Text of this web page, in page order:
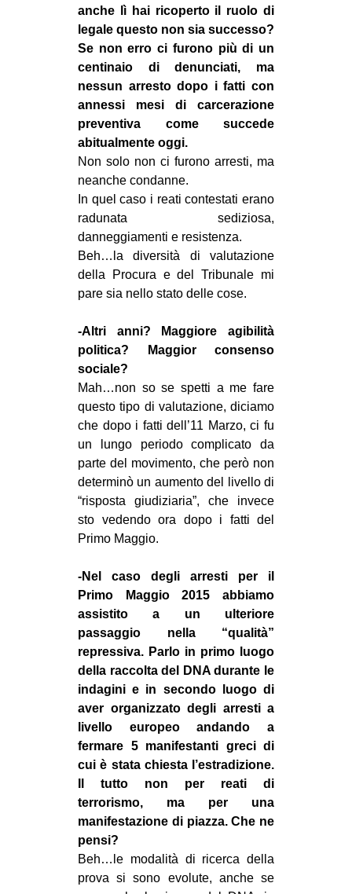
anche lì hai ricoperto il ruolo di
legale questo non sia successo?
Se non erro ci furono più di un
centinaio di denunciati, ma
nessun arresto dopo i fatti con
annessi mesi di carcerazione
preventiva come succede
abitualmente oggi.
Non solo non ci furono arresti, ma
neanche condanne.
In quel caso i reati contestati erano
radunata sediziosa,
danneggiamenti e resistenza.
Beh…la diversità di valutazione
della Procura e del Tribunale mi
pare sia nello stato delle cose.
-Altri anni? Maggiore agibilità
politica? Maggior consenso
sociale?
Mah…non so se spetti a me fare
questo tipo di valutazione, diciamo
che dopo i fatti dell’11 Marzo, ci fu
un lungo periodo complicato da
parte del movimento, che però non
determinò un aumento del livello di
“risposta giudiziaria”, che invece
sto vedendo ora dopo i fatti del
Primo Maggio.
-Nel caso degli arresti per il
Primo Maggio 2015 abbiamo
assistito a un ulteriore
passaggio nella “qualità”
repressiva. Parlo in primo luogo
della raccolta del DNA durante le
indagini e in secondo luogo di
aver organizzato degli arresti a
livello europeo andando a
fermare 5 manifestanti greci di
cui è stata chiesta l’estradizione.
Il tutto non per reati di
terrorismo, ma per una
manifestazione di piazza. Che ne
pensi?
Beh…le modalità di ricerca della
prova si sono evolute, anche se